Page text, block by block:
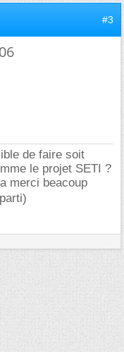
#3
de faire soit
le projet SETI ?
merci beacoup